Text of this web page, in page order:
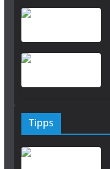
Tipps